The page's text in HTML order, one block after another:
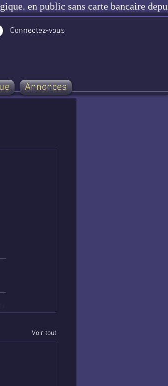
en public sans carte bancaire
Connectez-vous
Annonces
Voir tout